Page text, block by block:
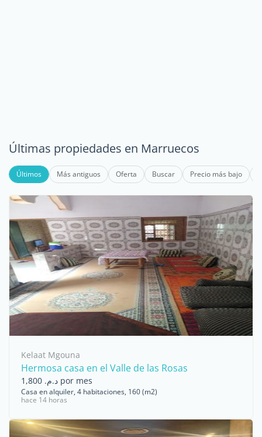
Últimas propiedades en Marruecos
Últimos Más antiguos Oferta Buscar Precio más bajo
Kelaat Mgouna
Hermosa casa en el Valle de las Rosas
د.م. 1,800 por mes
Casa en alquiler, 4 habitaciones, 160 (m2)
hace 14 horas